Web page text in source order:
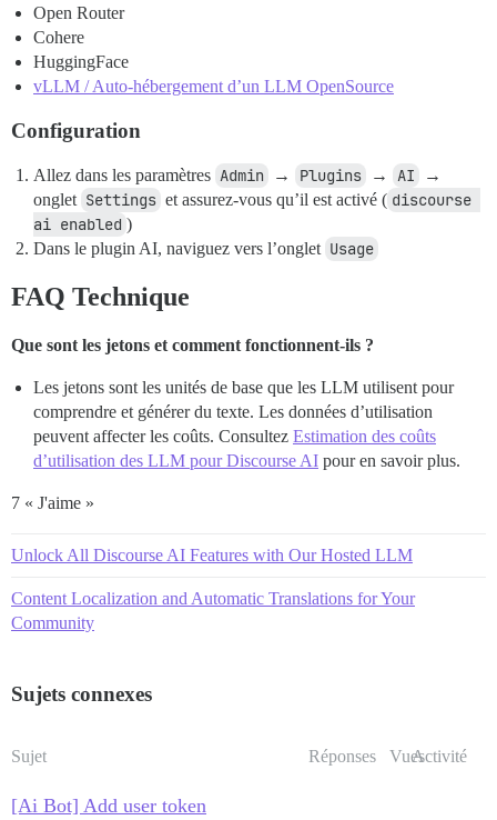
Open Router
Cohere
HuggingFace
vLLM / Auto-hébergement d’un LLM OpenSource
Configuration
Allez dans les paramètres Admin → Plugins → AI
→
onglet Settings et assurez-vous qu’il est activé ( discourse
ai enabled )
Dans le plugin AI, naviguez vers l’onglet Usage
FAQ Technique
Que sont les jetons et comment fonctionnent-ils ?
Les jetons sont les unités de base que les LLM utilisent pour
comprendre et générer du texte. Les données d’utilisation
peuvent affecter les coûts. Consultez Estimation des coûts
d’utilisation des LLM pour Discourse AI pour en savoir plus.
7 « J'aime »
Unlock All Discourse AI Features with Our Hosted LLM
Content Localization and Automatic Translations for Your
Community
Sujets connexes
Sujet Réponses VuesActivité
[Ai Bot] Add user token